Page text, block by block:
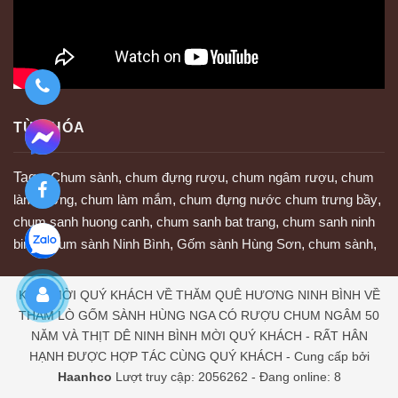
TỪ KHÓA
Tags:Chum sành, chum đựng rượu, chum ngâm rượu, chum
làm tương, chum làm mắm, chum đựng nước chum trưng bầy,
chum sanh huong canh, chum sanh bat trang, chum sanh ninh
binh,chum sành Ninh Bình, Gốm sành Hùng Sơn, chum sành,
KÍNH MỜI QUÝ KHÁCH VỀ THĂM QUÊ HƯƠNG NINH BÌNH VỀ
THĂM LÒ GỐM SÀNH HÙNG NGA CÓ RƯỢU CHUM NGÂM 50
NĂM VÀ THỊT DÊ NINH BÌNH MỜI QUÝ KHÁCH - RẤT HÂN
HẠNH ĐƯỢC HỢP TÁC CÙNG QUÝ KHÁCH - Cung cấp bởi
Haanhco Lượt truy cập: 2056262 - Đang online: 8